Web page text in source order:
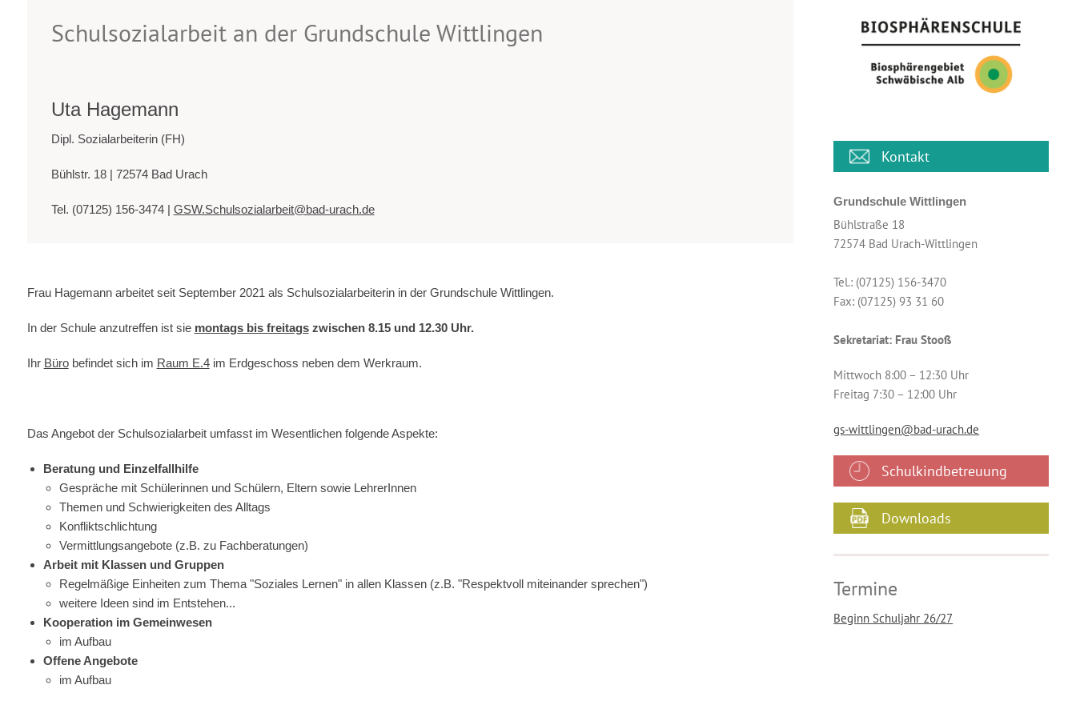
Schulsozialarbeit an der Grundschule Wittlingen
Uta Hagemann
Dipl. Sozialarbeiterin (FH)
Bühlstr. 18 | 72574 Bad Urach
Tel. (07125) 156-3474 | GSW.Schulsozialarbeit@bad-urach.de
Frau Hagemann arbeitet seit September 2021 als Schulsozialarbeiterin in der Grundschule Wittlingen.
In der Schule anzutreffen ist sie montags bis freitagszwischen 8.15 und 12.30 Uhr.
Ihr Bürobefindet sich im Raum E.4im Erdgeschoss neben dem Werkraum.
Das Angebot der Schulsozialarbeit umfasst im Wesentlichen folgende Aspekte:
Beratung und Einzelfallhilfe
Gespräche mit Schülerinnen und Schülern, Eltern sowie LehrerInnen
Themen und Schwierigkeiten des Alltags
Konfliktschlichtung
Vermittlungsangebote (z.B. zu Fachberatungen)
Arbeit mit Klassen und Gruppen
Regelmäßige Einheiten zum Thema "Soziales Lernen" in allen Klassen (z.B. "Respektvoll miteinander sprechen")
weitere Ideen sind im Entstehen...
Kooperation im Gemeinwesen
im Aufbau
Offene Angebote
im Aufbau
Kontakt
Grundschule Wittlingen
Bühlstraße 18
72574 Bad Urach-Wittlingen
Tel.: (07125) 156-3470
Fax: (07125) 93 31 60
Sekretariat: Frau Stooß
Mittwoch 8:00 – 12:30 Uhr
Freitag 7:30 – 12:00 Uhr
gs-wittlingen@bad-urach.de
Schulkindbetreuung
Downloads
Termine
Beginn Schuljahr 26/27